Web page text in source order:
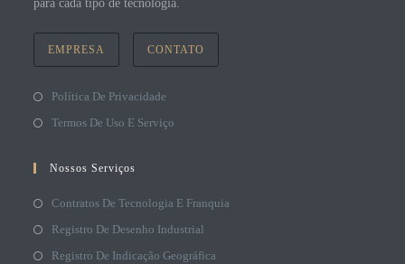
para cada tipo de tecnologia.
EMPRESA CONTATO
Política De Privacidade
Termos De Uso E Serviço
Nossos Serviços
Contratos De Tecnologia E Franquia
Registro De Desenho Industrial
Registro De Indicação Geográfica